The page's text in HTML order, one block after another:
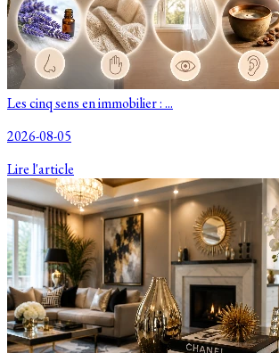
Les cinq sens en immobilier : ...
2026-08-05
Lire l'article